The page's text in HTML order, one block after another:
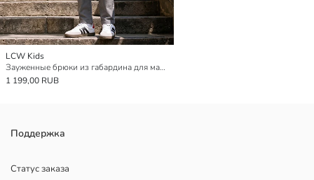
LCW Kids
Зауженные брюки из габардина для мальчиков
1 199,00 RUB
Поддержка
Статус заказа